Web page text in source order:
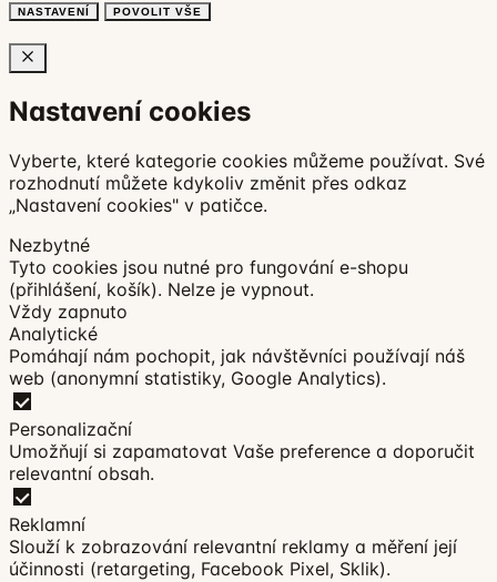
NASTAVENÍ POVOLIT VŠE
Nastavení cookies
Vyberte, které kategorie cookies můžeme používat. Své
rozhodnutí můžete kdykoliv změnit přes odkaz
„Nastavení cookies" v patičce.
Nezbytné
Tyto cookies jsou nutné pro fungování e-shopu
(přihlášení, košík). Nelze je vypnout.
Vždy zapnuto
Analytické
Pomáhají nám pochopit, jak návštěvníci používají náš
web (anonymní statistiky, Google Analytics).
Personalizační
Umožňují si zapamatovat Vaše preference a doporučit
relevantní obsah.
Reklamní
Slouží k zobrazování relevantní reklamy a měření její
účinnosti (retargeting, Facebook Pixel, Sklik).